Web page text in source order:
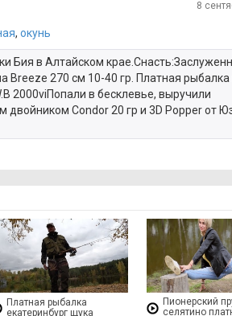
, окунь
Бия в Алтайском
Breeze 270 см 10-40 гр. Платная
2000viПопали в бесклевье, выручили
Condor 20 гр и 3D Popper от
8
Платная рыбалка
екатеринбург щука
Пионерский
селятино